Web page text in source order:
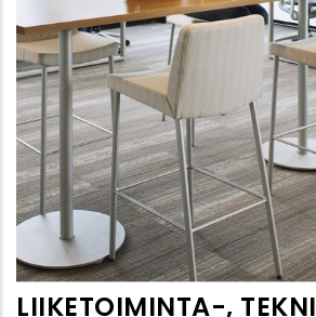
LIIKETOIMINTA-,